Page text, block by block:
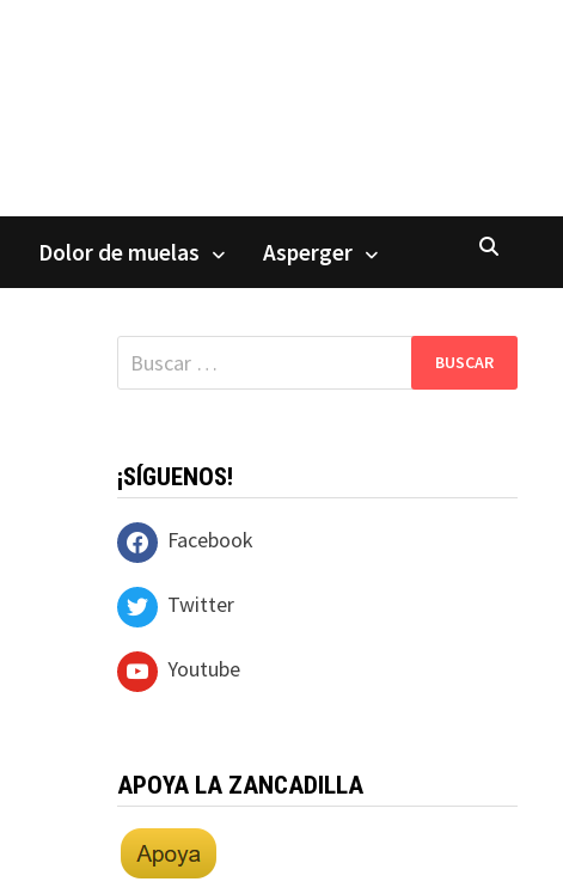
Dolor de muelas Asperger
Buscar:
¡SÍGUENOS!
Facebook
Twitter
Youtube
APOYA LA ZANCADILLA